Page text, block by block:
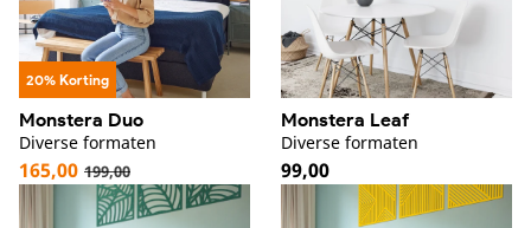
20% Korting
Monstera Duo
Diverse formaten
Aanbiedingsprijs
165,00
Normale
prijs
199,00
Monstera Leaf
Diverse formaten
Normale
prijs
99,00